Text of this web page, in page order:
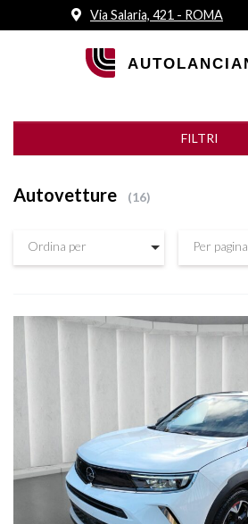
Via Salaria, 421 - ROMA
FILTRI
Autovetture 16
Ordina per Per pagina
Vedi dettagli